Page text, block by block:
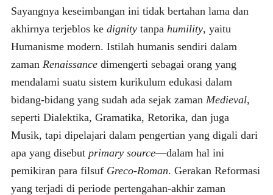
Sayangnya keseimbangan ini tidak bertahan lama dan
akhirnya terjeblos ke dignitytanpa humility, yaitu
Humanisme modern. Istilah humanis sendiri dalam
zaman Renaissancedimengerti sebagai orang yang
mendalami suatu sistem kurikulum edukasi dalam
bidang-bidang yang sudah ada sejak zaman Medieval,
seperti Dialektika, Gramatika, Retorika, dan juga
Musik, tapi dipelajari dalam pengertian yang digali dari
apa yang disebut primary source—dalam hal ini
pemikiran para filsuf Greco-Roman. Gerakan Reformasi
yang terjadi di periode pertengahan-akhir zaman